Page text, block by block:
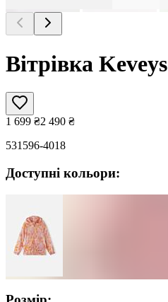
Вітрівка Keveys
1 699 ₴2 490 ₴
531596-4018
Доступні кольори: